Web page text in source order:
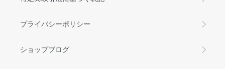
プライバシーポリシー
ショップブログ